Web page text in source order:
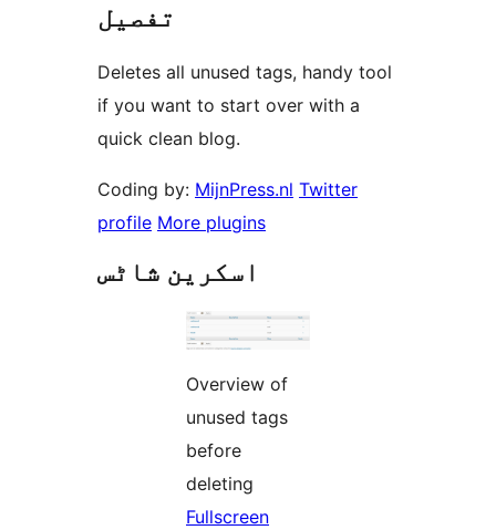
تفصیل
Deletes all unused tags, handy tool
if you want to start over with a
quick clean blog.
Coding by: MijnPress.nl Twitter
profile More plugins
اسکرین شاٹس
Overview of
unused tags
before
deleting
Fullscreen